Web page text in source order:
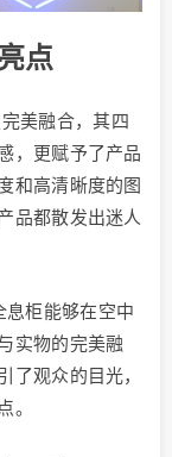
点
美融合，其四
，更赋予了产品
和高清晰度的图
品都散发出迷人
息柜能够在空中
实物的完美融
了观众的目光，
。